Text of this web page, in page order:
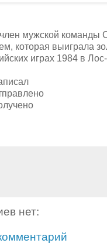
член мужской
которая выиграла
играх 1984 в
нет: